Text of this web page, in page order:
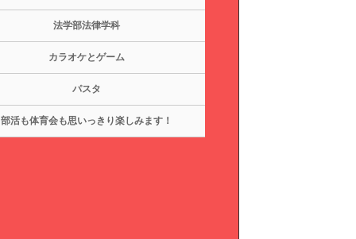
法学部法律学科
カラオケとゲーム
パスタ
部活も体育会も思いっきり楽しみます！